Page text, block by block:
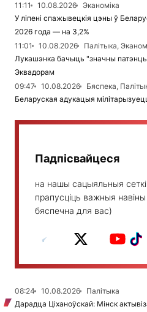
11:11
10.08.2026
Эканоміка
У ліпені спажывецкія цэны ў
2026 года — на 3,2%
11:01
10.08.2026
Палітыка,
Лукашэнка бачыць "значны
Эквадорам
09:47
10.08.2026
Бяспека,
Беларуская адукацыя
Падпісвайцеся
на нашы сацыяльныя
прапусціць важныя навіны
бяспечна для вас)
08:24 10.08.2026
Палітыка
Дарадца Ціханоўскай: Мінск